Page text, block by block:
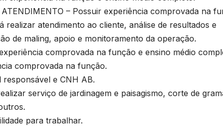
– Possuir experiência comprovada na
atendimento ao cliente, análise de resultados e
de maling, apoio e monitoramento da operação.
comprovada na função e ensino médio
comprovada na função.
responsável e CNH AB.
serviço de jardinagem e paisagismo, corte de
para trabalhar.